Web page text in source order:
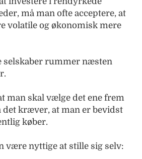
må man ofte acceptere, at
volatile og økonomisk mere
selskaber rummer næsten
man skal vælge det ene frem
det kræver, at man er bevidst
køber.
være nyttige at stille sig selv: